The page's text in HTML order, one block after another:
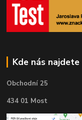
Kde nás najdete
Obchodní 25
434 01 Most